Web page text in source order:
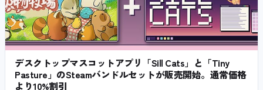
デスクトップマスコットアプリ「Sill Cats」と「Tiny
Pasture」のSteamバンドルセットが販売開始。通常価格
より10%割引